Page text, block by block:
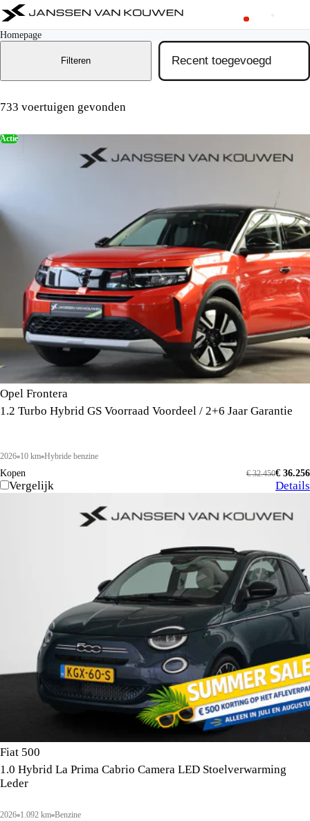
Homepage
733 voertuigen gevonden
Filteren
Actie
Opel Frontera
1.2 Turbo Hybrid GS Voorraad Voordeel / 2+6 Jaar Garantie
2026 10 km Hybride benzine
Kopen € 36.256
€ 32.450
Vergelijk Details
Fiat 500
1.0 Hybrid La Prima Cabrio Camera LED Stoelverwarming
Leder
2026 1.092 km Benzine